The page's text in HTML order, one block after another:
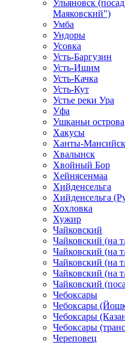
Ульяновск
Маяковский")
Умба
Ундоры
Усовка
Усть-Баргузин
Усть-Ишим
Усть-Качка
Усть-Кут
Устье реки Ура
Уфа
Ушканьи острова
Хакусы
Ханты-Мансийск
Хвалынск
Хвойный Бор
Хейнясенмаа
Хийденсельга
Хийденсельга
Хохловка
Хужир
Чайковский
Чайковский (на
Чайковский (на
Чайковский (на
Чайковский (на
Чайковский
Чебоксары
Чебоксары
Чебоксары
Чебоксары
Череповец